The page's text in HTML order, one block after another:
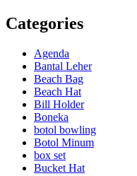
Categories
Agenda
Bantal Leher
Beach Bag
Beach Hat
Bill Holder
Boneka
botol bowling
Botol Minum
box set
Bucket Hat